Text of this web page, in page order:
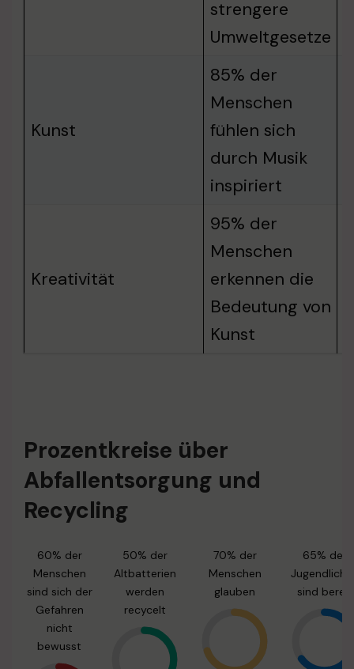
strengere
Umweltgesetze
Kunst
85% der
Menschen
fühlen sich
durch Musik
inspiriert
Kreativität
95% der
Menschen
erkennen die
Bedeutung von
Kunst
Prozentkreise über
Abfallentsorgung und
Recycling
60% der
Menschen
sind sich der
Gefahren
nicht
bewusst
50% der
Altbatterien
werden
recycelt
70% der
Menschen
glauben
65% der
sind bereit